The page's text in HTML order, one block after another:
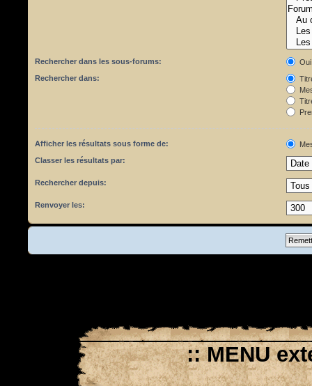
Rechercher dans les sous-forums:
Oui
Rechercher dans:
Afficher les résultats sous forme de:
Classer les résultats par:
Rechercher depuis:
Renvoyer les:
:: MENU